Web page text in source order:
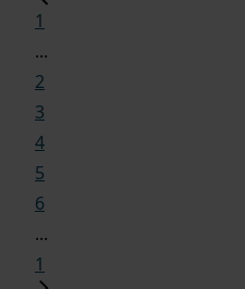
1
...
2
3
4
5
6
...
1